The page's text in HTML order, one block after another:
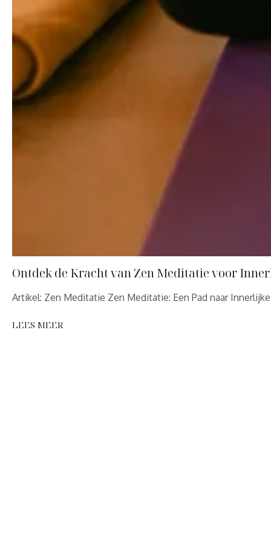
Ontdek de Kracht van Zen Meditatie voor
Artikel: Zen Meditatie Zen Meditatie: Een Pad naar
LEES MEER